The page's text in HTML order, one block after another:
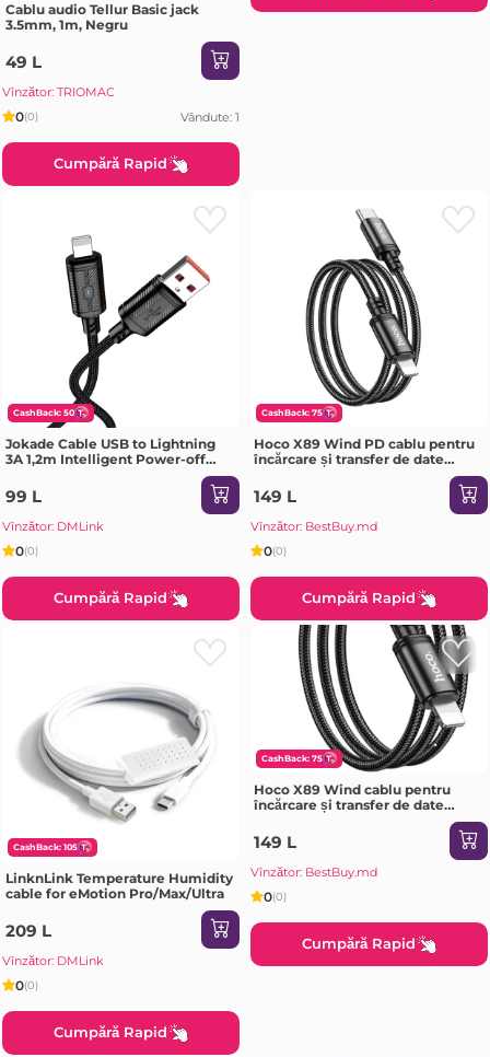
Cablu audio Tellur Basic jack
3.5mm, 1m, Negru
49 L
Vînzător: TRIOMAC
0(0) Vândute: 1
Cumpără Rapid
CashBack: 50
Jokade Cable USB to Lightning
3A 1,2m Intelligent Power-off
99 L
Vînzător: DMLink
0(0)
Cumpără Rapid
CashBack: 75
Hoco X89 Wind PD cablu pentru
încărcare și transfer de date
Lightning(lungime 2 m)(ambalat)
negru
149 L
Vînzător: BestBuy.md
0(0)
Cumpără Rapid
CashBack: 105
LinknLink Temperature Humidity
cable for eMotion Pro/Max/Ultra
209 L
Vînzător: DMLink
0(0)
Cumpără Rapid
CashBack: 75
Hoco X89 Wind cablu pentru
încărcare și transfer de date
Lightning(lungime 2 m)(ambalat)
negru
149 L
Vînzător: BestBuy.md
0(0)
Cumpără Rapid